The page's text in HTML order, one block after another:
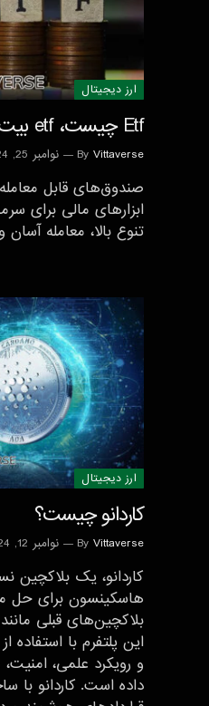
ارز دیجیتال
Etf چیست، etf بیت کوین به زبان ساده
By Vittaverse نوامبر 25, 2024
ابزارهای مالی برای
تنوع بالا، معامله
ارز دیجیتال
کاردانو چیست؟
By Vittaverse نوامبر 12, 2024
کاردانو، یک
هاسکینسون برای حل
بلاکچین‌های قبلی
این پلتفرم با استفاده
و رویکرد علمی،
داده است. کاردانو با